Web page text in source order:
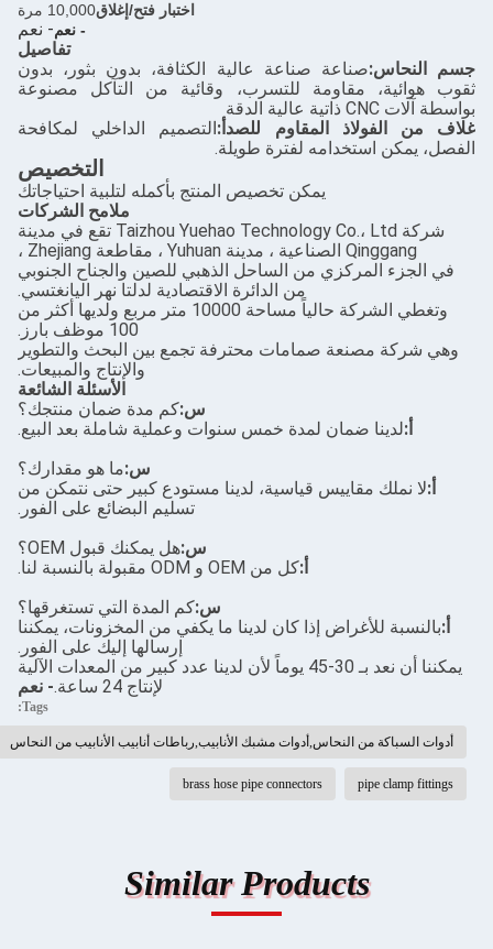
اختبار فتح/إغلاق10,000 مرة
- نعم- نعم
تفاصيل
جسم النحاس:صناعة صناعة عالية الكثافة، بدون بثور، بدون
ثقوب هوائية، مقاومة للتسرب، وقائية من التآكل مصنوعة
بواسطة آلات CNC ذاتية عالية الدقة
غلاف من الفولاذ المقاوم للصدأ:التصميم الداخلي لمكافحة
الفصل، يمكن استخدامه لفترة طويلة.
التخصيص
يمكن تخصيص المنتج بأكمله لتلبية احتياجاتك
ملامح الشركات
شركة Taizhou Yuehao Technology Co.، Ltd تقع في مدينة
Qinggang الصناعية ، مدينة Yuhuan ، مقاطعة Zhejiang ،
في الجزء المركزي من الساحل الذهبي للصين والجناح الجنوبي
من الدائرة الاقتصادية لدلتا نهر اليانغتسي.
وتغطي الشركة حالياً مساحة 10000 متر مربع ولديها أكثر من
100 موظف بارز.
وهي شركة مصنعة صمامات محترفة تجمع بين البحث والتطوير
والإنتاج والمبيعات.
الأسئلة الشائعة
س:كم مدة ضمان منتجك؟
أ:لدينا ضمان لمدة خمس سنوات وعملية شاملة بعد البيع.
س:ما هو مقدارك؟
أ:لا نملك مقاييس قياسية، لدينا مستودع كبير حتى نتمكن من
تسليم البضائع على الفور.
س:هل يمكنك قبول OEM؟
أ:كل من OEM و ODM مقبولة بالنسبة لنا.
س:كم المدة التي تستغرقها؟
أ:بالنسبة للأغراض إذا كان لدينا ما يكفي من المخزونات، يمكننا
إرسالها إليك على الفور.
يمكننا أن نعد بـ 30-45 يوماً لأن لدينا عدد كبير من المعدات الآلية
لإنتاج 24 ساعة.
- نعم
Tags:
أدوات السباكة من النحاس,أدوات مشبك الأنابيب,رباطات أنابيب الأنابيب من النحاس
pipe clamp fittings
brass hose pipe connectors
Similar Products